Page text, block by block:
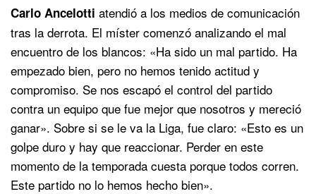
Carlo Ancelotti atendió a los medios de comunicación
tras la derrota. El míster comenzó analizando el mal
encuentro de los blancos: «Ha sido un mal partido. Ha
empezado bien, pero no hemos tenido actitud y
compromiso. Se nos escapó el control del partido
contra un equipo que fue mejor que nosotros y mereció
ganar». Sobre si se le va la Liga, fue claro: «Esto es un
golpe duro y hay que reaccionar. Perder en este
momento de la temporada cuesta porque todos corren.
Este partido no lo hemos hecho bien».